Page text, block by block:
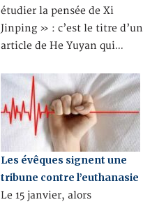
étudier la pensée de Xi
Jinping » : c’est le titre d’un
article de He Yuyan qui…
Les évêques signent une
tribune contre l’euthanasie
Le 15 janvier, alors